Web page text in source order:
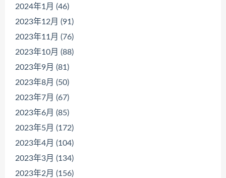
2024年1月 (46)
2023年12月 (91)
2023年11月 (76)
2023年10月 (88)
2023年9月 (81)
2023年8月 (50)
2023年7月 (67)
2023年6月 (85)
2023年5月 (172)
2023年4月 (104)
2023年3月 (134)
2023年2月 (156)